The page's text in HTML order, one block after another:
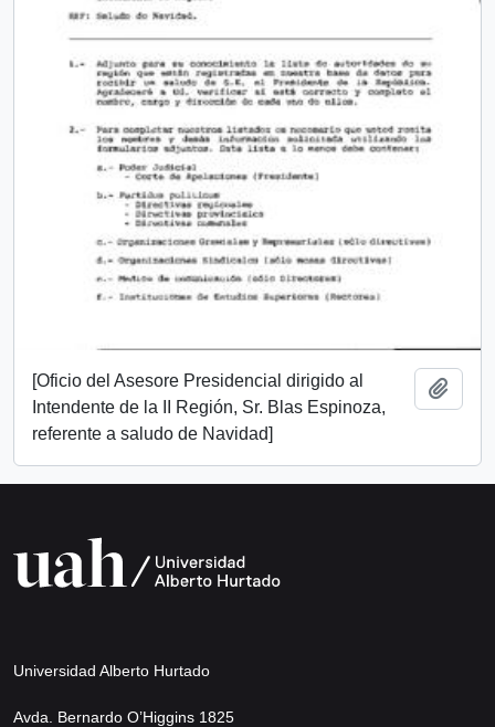
[Oficio del Asesore Presidencial dirigido al
Intendente de la II Región, Sr. Blas Espinoza,
referente a saludo de Navidad]
Universidad Alberto Hurtado
Avda. Bernardo O’Higgins 1825